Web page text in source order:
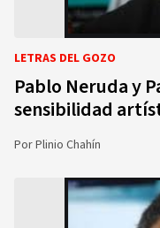
LETRAS DEL GOZO
Pablo Neruda y
sensibilidad
PorPlinio Chahín